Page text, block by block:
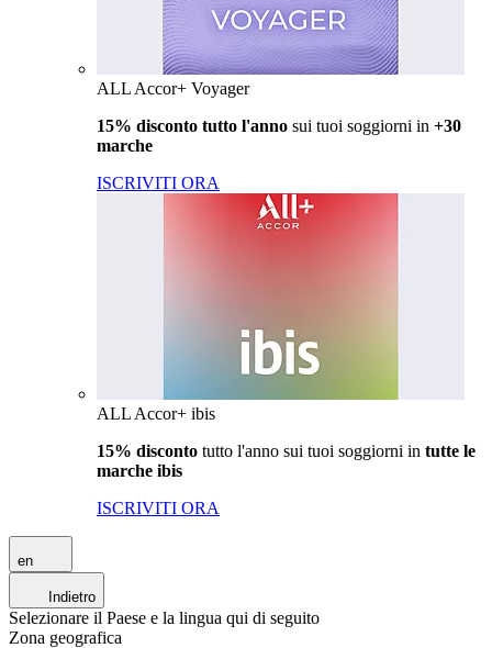
ALL Accor+ Voyager
15% disconto tutto l'anno sui tuoi soggiorni in +30
marche
ISCRIVITI ORA
ALL Accor+ ibis
15% disconto tutto l'anno sui tuoi soggiorni in tutte le
marche ibis
ISCRIVITI ORA
en
Indietro
Selezionare il Paese e la lingua qui di seguito
Zona geografica